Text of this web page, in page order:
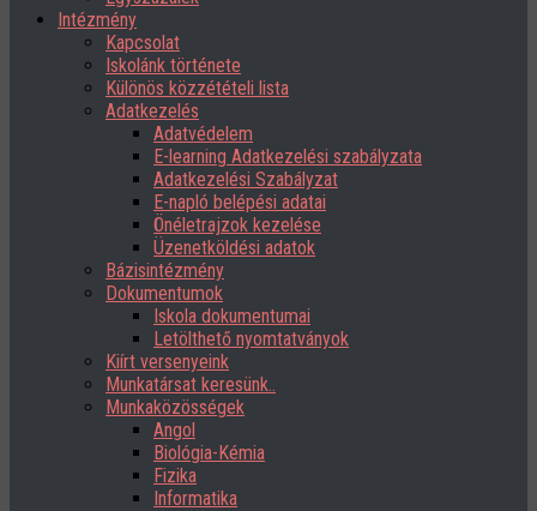
Intézmény
Kapcsolat
Iskolánk története
Különös közzétételi lista
Adatkezelés
Adatvédelem
E-learning Adatkezelési szabályzata
Adatkezelési Szabályzat
E-napló belépési adatai
Önéletrajzok kezelése
Üzenetköldési adatok
Bázisintézmény
Dokumentumok
Iskola dokumentumai
Letölthető nyomtatványok
Kiírt versenyeink
Munkatársat keresünk..
Munkaközösségek
Angol
Biológia-Kémia
Fizika
Informatika